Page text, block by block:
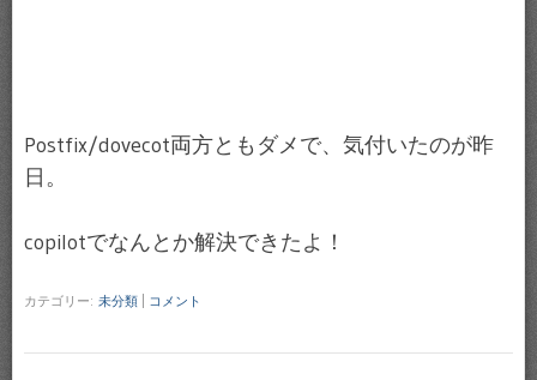
Postfix/dovecot両方ともダメで、気付いたのが昨
日。
copilotでなんとか解決できたよ！
カテゴリー: 未分類 コメント